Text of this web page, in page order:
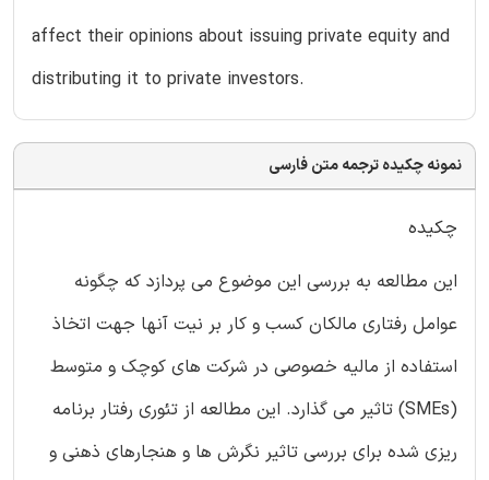
affect their opinions about issuing private equity and
distributing it to private investors.
نمونه چکیده ترجمه متن فارسی
چکیده
این مطالعه به بررسی این موضوع می پردازد که چگونه
عوامل رفتاری مالکان کسب و کار بر نیت آنها جهت اتخاذ
استفاده از مالیه خصوصی در شرکت های کوچک و متوسط
(SMEs) تاثیر می گذارد. این مطالعه از تئوری رفتار برنامه
ریزی شده برای بررسی تاثیر نگرش ها و هنجارهای ذهنی و